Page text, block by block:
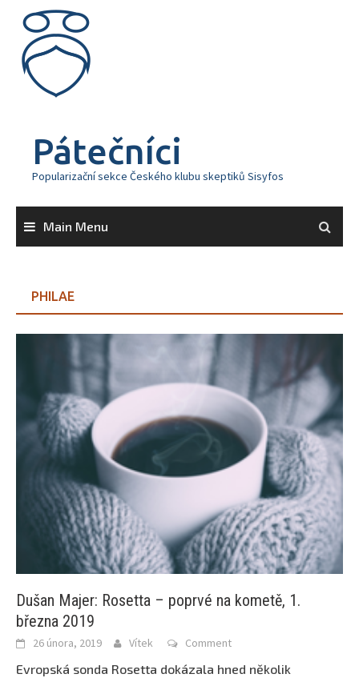
content
Pátečníci
Popularizační sekce Českého klubu skeptiků Sisyfos
Main Menu
PHILAE
Dušan Majer: Rosetta – poprvé na kometě, 1.
března 2019
26 února, 2019 Vítek Comment
Evropská sonda Rosetta dokázala hned několik